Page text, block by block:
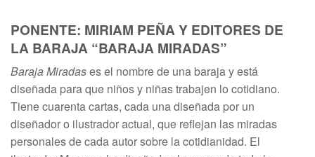
PONENTE: MIRIAM PEÑA Y EDITORES DE
LA BARAJA “BARAJA MIRADAS”
Baraja Miradases el nombre de una baraja y está
diseñada para que niños y niñas trabajen lo cotidiano.
Tiene cuarenta cartas, cada una diseñada por un
diseñador o ilustrador actual, que reflejan las miradas
personales de cada autor sobre la cotidianidad. El